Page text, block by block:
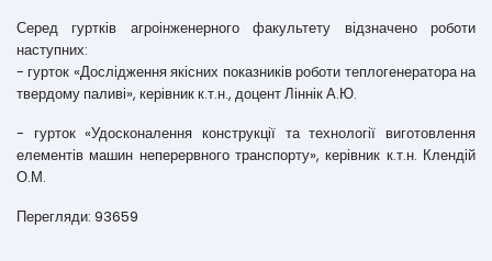
Серед гуртків агроінженерного факультету відзначено роботи
наступних:
- гурток «Дослідження якісних показників роботи теплогенератора на
твердому паливі», керівник к.т.н., доцент Ліннік А.Ю.
- гурток «Удосконалення конструкції та технології виготовлення
елементів машин неперервного транспорту», керівник к.т.н. Клендій
О.М.
Перегляди: 93659